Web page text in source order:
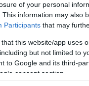
of your personal
This information may also
Participants that may
that this website/app uses
but not limited to
to Google and its third-
consent section.
Sodró Eliza:
tudjuk